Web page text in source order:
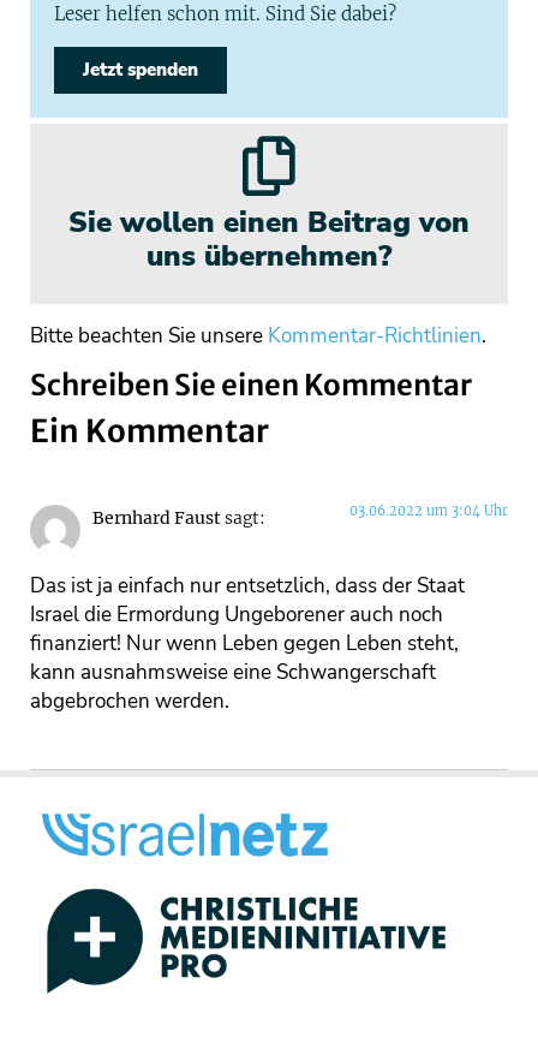
Leser helfen schon mit. Sind Sie dabei?
Jetzt spenden
Sie wollen einen Beitrag von
uns übernehmen?
Bitte beachten Sie unsere Kommentar-Richtlinien.
Schreiben Sie einen Kommentar
Ein Kommentar
Bernhard Faustsagt: 03.06.2022 um 3:04 Uhr
Das ist ja einfach nur entsetzlich, dass der Staat
Israel die Ermordung Ungeborener auch noch
finanziert! Nur wenn Leben gegen Leben steht,
kann ausnahmsweise eine Schwangerschaft
abgebrochen werden.